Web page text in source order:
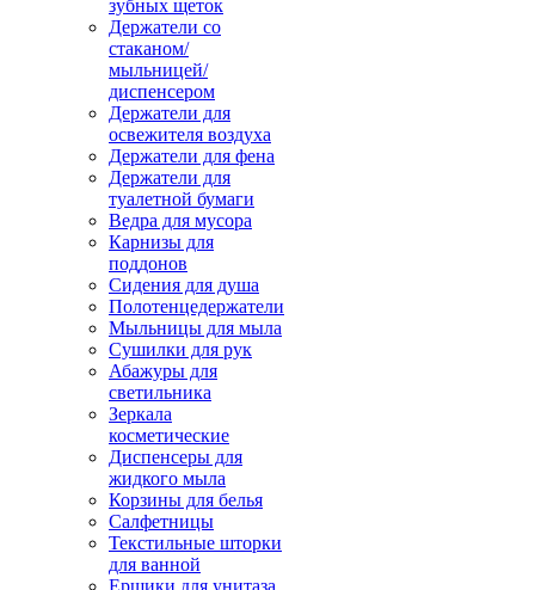
зубных щеток
Держатели со
стаканом/
мыльницей/
диспенсером
Держатели для
освежителя воздуха
Держатели для фена
Держатели для
туалетной бумаги
Ведра для мусора
Карнизы для
поддонов
Сидения для душа
Полотенцедержатели
Мыльницы для мыла
Сушилки для рук
Абажуры для
светильника
Зеркала
косметические
Диспенсеры для
жидкого мыла
Корзины для белья
Салфетницы
Текстильные шторки
для ванной
Ершики для унитаза